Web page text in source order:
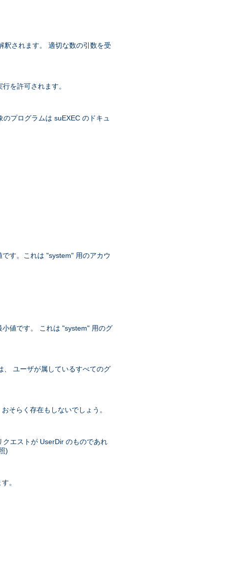
釈されます。 適切な数の引数を受
を許可されます。
プログラムは suEXEC のドキュ
す。これは "system" 用のアカウ
値です。 これは "system" 用のグ
、 ユーザが属しているすべてのグ
そらく存在もしないでしょう。
エストが UserDir のものであれ
)
。